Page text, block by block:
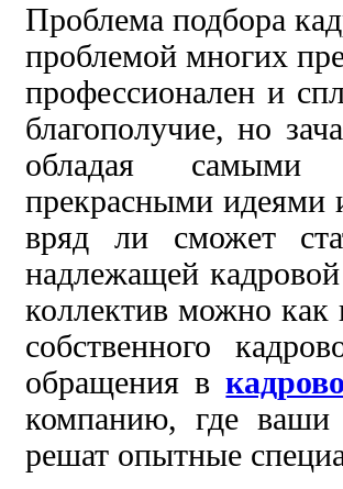
Проблема подбора
проблемой многих
профессионален и
благополучие, но
обладая самыми
прекрасными идеями
вряд ли сможет
надлежащей
коллектив можно
собственного
обращения в
компанию, где ваши
решат опытные